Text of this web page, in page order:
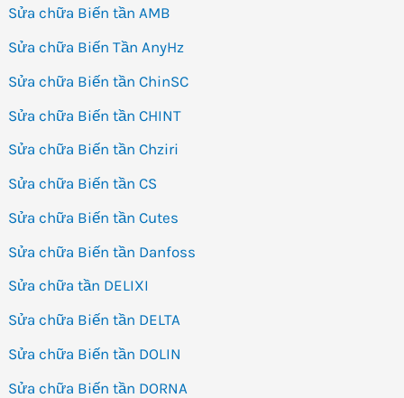
Sửa chữa Biến tần AMB
Sửa chữa Biến Tần AnyHz
Sửa chữa Biến tần ChinSC
Sửa chữa Biến tần CHINT
Sửa chữa Biến tần Chziri
Sửa chữa Biến tần CS
Sửa chữa Biến tần Cutes
Sửa chữa Biến tần Danfoss
Sửa chữa tần DELIXI
Sửa chữa Biến tần DELTA
Sửa chữa Biến tần DOLIN
Sửa chữa Biến tần DORNA